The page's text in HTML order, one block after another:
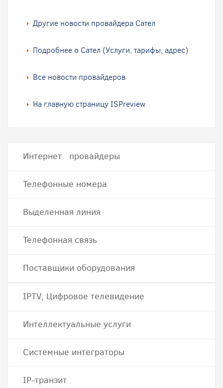
Другие новости провайдера Сател
Подробнее о Сател (Услуги, тарифы, адрес)
Все новости провайдеров
На главную страницу ISPreview
Интернет провайдеры
Телефонные номера
Выделенная линия
Телефонная связь
Поставщики оборудования
IPTV, Цифровое телевидение
Интеллектуальные услуги
Системные интеграторы
IP-транзит